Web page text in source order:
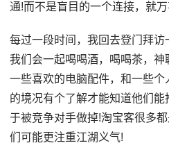
通!而不是盲目的一个连接，就
每过一段时间，我回去登门拜访
我们会一起喝喝酒，喝喝茶，
一些喜欢的电脑配件，和一些个
的境况有个了解才能知道他们
于被竞争对手做掉!淘宝客很多
们可能更注重江湖义气!